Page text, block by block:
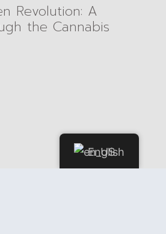
Revolution: A
the Cannabis
English